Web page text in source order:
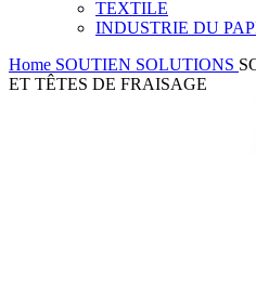
TEXTILE
INDUSTRIE DU
Home SOUTIEN SOLUTIONS
ET TÊTES DE FRAISAGE